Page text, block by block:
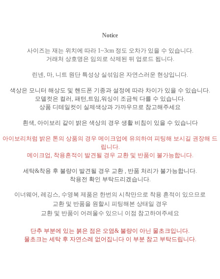
Notice
사이즈는 재는 위치에 따라 1~3cm 정도 오차가 있을 수 있습니다.
거래처 상호명은 임의로 삭제된 뒤 업로드 됩니다.
린넨 마 니트 원단 특성상 실섞임은 자연스러운 현상입니다
색상은 모니터 해상도 및 핸드폰 기종과 설정에 따라 차이가 있을 수 있습니다
모델컷은 컬러 패턴 트임 워싱이 조금씩 다를 수 있습니다
상품 디테일컷이 실제색상과 가까우므로 참고해주세요
흰색 아이보리 같이 밝은 색상의 경우 생활 비침이 있을 수 있습니다
아이보리처럼 밝은 톤의 상품의 경우 메이크업에 유의하여 피팅해 보시길 권장해 드
립니다.
메이크업
착용흔적이 발견될 경우 교환 및 반품이 불가능합니다.
세탁&착용 후 불량이 발견될 경우 교환 반품 처리가 불가능합니다
착용전 확인 부탁드리겠습니다.
이너웨어 레깅스 수영복 제품은 한번의 시착만으로 착용 흔적이 있으므로
교환 및 반품을 원할시 피팅해본 상태일 경우
교환 및 반품이 어려울수 있으니 이점 참고하여주세요
단추 부분에 있는 붉은 점은 오염& 불량이 아닌 물초크입니다
물초크는 세탁 후 자연스레 없어집니다 이 부분 참고 부탁드립니다.